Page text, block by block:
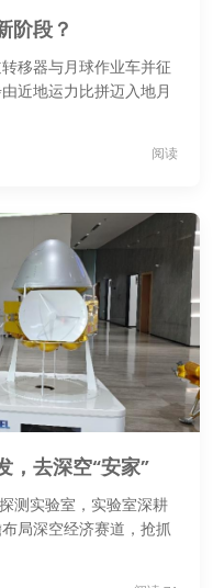
阶段？
移器与月球作业车并征
近地运力比拼迈入地月
阅读
，去深空“安家”
测实验室，实验室深耕
局深空经济赛道，抢抓